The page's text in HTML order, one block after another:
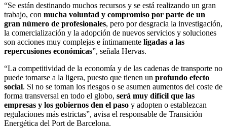
“Se están destinando muchos recursos y se está realizando un gran
trabajo, con mucha voluntad y compromiso por parte de un
gran número de profesionales, pero por desgracia la investigación,
la comercialización y la adopción de nuevos servicios y soluciones
son acciones muy complejas e íntimamente ligadas a las
repercusiones económicas”, señala Hervas.
“La competitividad de la economía y de las cadenas de transporte no
puede tomarse a la ligera, puesto que tienen un profundo efecto
social. Si no se toman los riesgos o se asumen aumentos del coste de
forma transversal en todo el globo, será muy difícil que las
empresas y los gobiernos den el paso y adopten o establezcan
regulaciones más estrictas”, avisa el responsable de Transición
Energética del Port de Barcelona.